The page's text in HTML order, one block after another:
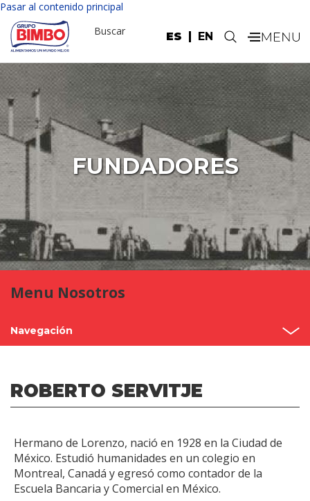
Pasar al contenido principal
ES EN
Buscar .
FUNDADORES
Menu Nosotros
Navegación
Nuestra historia
Reconocimientos
Visita nuestras panaderías
ROBERTO SERVITJE
Hermano de Lorenzo, nació en 1928 en la Ciudad de
México. Estudió humanidades en un colegio en
Montreal, Canadá y egresó como contador de la
Escuela Bancaria y Comercial en México.